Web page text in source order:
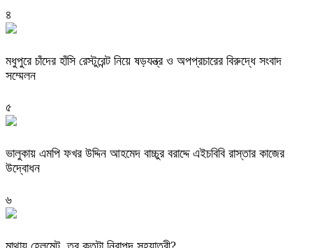
৪
মধুপুরে চাঁদের হাঁসি রেস্টুরেন্ট নিয়ে ষড়যন্ত্র ও অপপ্রচারের বিরুদ্ধে সংবাদ
সম্মেলন
৫
ভালুকায় এমপি ফখর উদ্দিন আহমেদ বাচ্চুর বরাদ্দে এইচবিবি রাস্তার কাজের
উদ্বোধন
৬